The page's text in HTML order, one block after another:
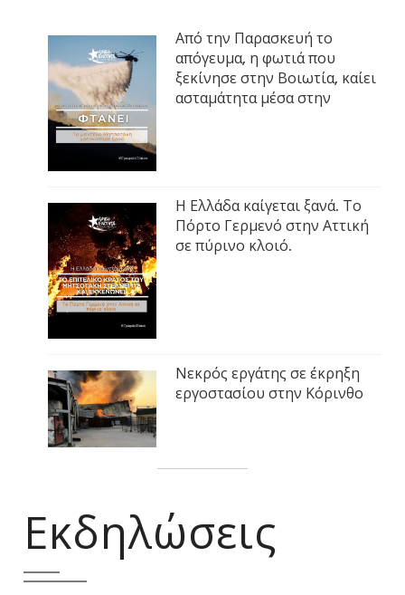
Από την Παρασκευή το
απόγευμα, η φωτιά που
ξεκίνησε στην Βοιωτία, καίει
ασταμάτητα μέσα στην
Η Ελλάδα καίγεται ξανά. Το
Πόρτο Γερμενό στην Αττική
σε πύρινο κλοιό.
Νεκρός εργάτης σε έκρηξη
εργοστασίου στην Κόρινθο
Εκδηλώσεις